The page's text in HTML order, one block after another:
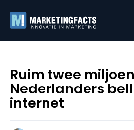
Ruim twee miljoen
Nederlanders
internet